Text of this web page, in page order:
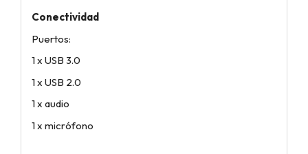
Conectividad
Puertos:
1 x USB 3.0
1 x USB 2.0
1 x audio
1 x micrófono